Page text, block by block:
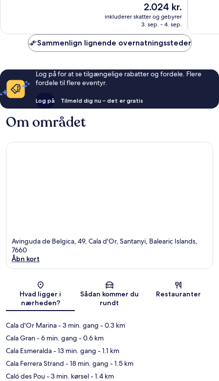
Prisen
er
2.024 kr.
2.024 kr.
inkluderer skatter og gebyrer
3. sep. - 4. sep.
Sammenlign lignende overnatningssteder
Log på for at se tilgængelige rabatter og fordele. Flere
fordele til flere eventyr.
Log på Tilmeld dig nu – det er gratis
Om området
Avinguda de Belgica, 49, Cala d'Or, Santanyi, Balearic Islands,
7660
Åbn kort
Hvad ligger i
nærheden?
Sådan kommer du
rundt
Restauranter
Cala d'Or Marina- 3 min. gang - 0.3 km
Cala Gran- 6 min. gang - 0.6 km
Cala Esmeralda- 13 min. gang - 1.1 km
Cala Ferrera Strand - 18 min. gang - 1.5 km
Caló des Pou- 3 min. kørsel- 1.4 km